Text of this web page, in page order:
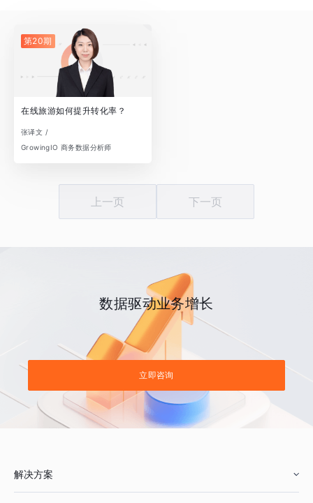
第20期
在线旅游如何提升转化率？
张译文 /
GrowingIO 商务数据分析师
上一页 下一页
数据驱动业务增长
立即咨询
解决方案